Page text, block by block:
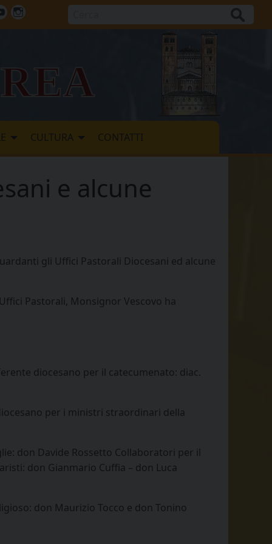
CULTURA CONTATTI
e alcune
gli Uffici Pastorali Diocesani ed alcune
Pastorali, Monsignor Vescovo ha
diocesano per il catecumenato: diac.
per i ministri straordinari della
don Davide Rossetto Collaboratori per il
don Gianmario Cuffia – don Luca
don Maurizio Tocco e don Tonino